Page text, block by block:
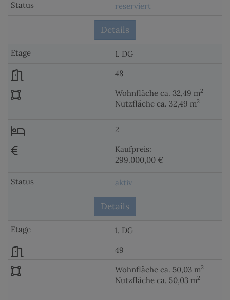
reserviert
Details
1. DG
48
Wohnfläche ca. 32,49 m2
Nutzfläche ca. 32,49 m2
2
Kaufpreis:
299.000,00 €
aktiv
Details
1. DG
49
Wohnfläche ca. 50,03 m2
Nutzfläche ca. 50,03 m2